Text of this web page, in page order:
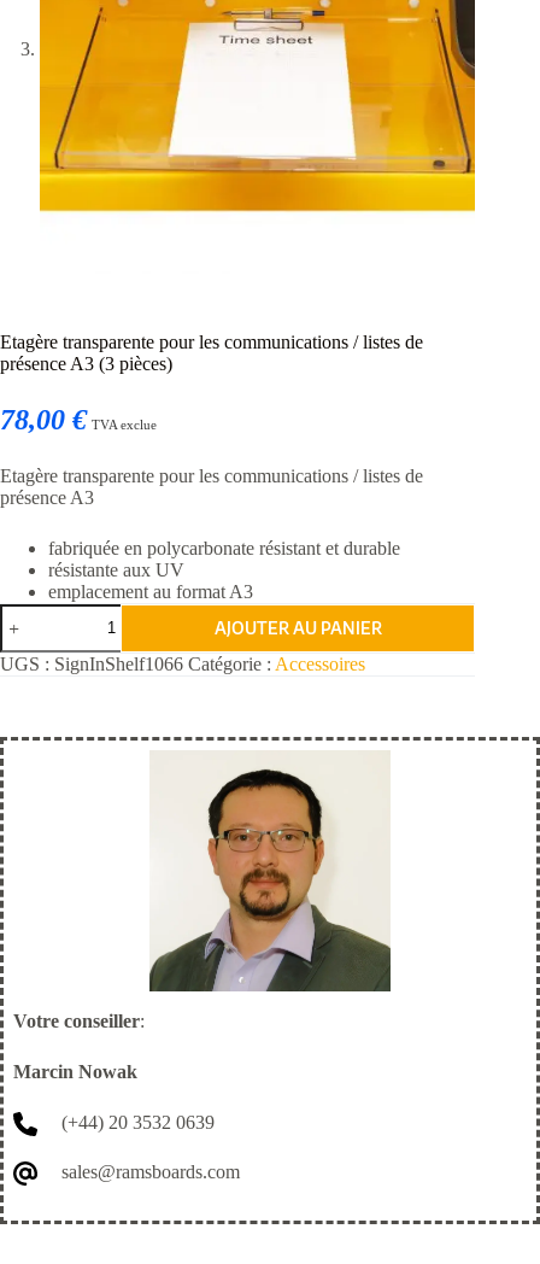
Etagère transparente pour les communications / listes de
présence A3 (3 pièces)
78,00 € TVA exclue
Etagère transparente pour les communications / listes de
présence A3
fabriquée en polycarbonate résistant et durable
résistante aux UV
emplacement au format A3
quantité
de
Etagère
transparente
communications
/
listes
de
présence
A3
(3
pièces)
AJOUTER AU PANIER
UGS : SignInShelf1066 Catégorie : Accessoires
Votre conseiller:
Marcin Nowak
(+44) 20 3532 0639
sales@ramsboards.com